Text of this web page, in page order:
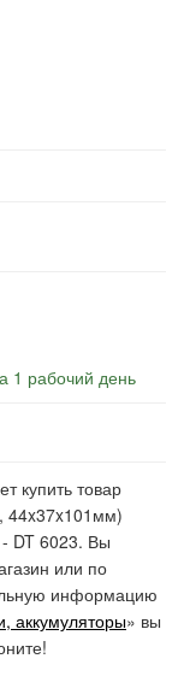
1 рабочий день
купить товар
44x37x101мм)
DT 6023. Вы
или по
информацию
аккумуляторы» вы